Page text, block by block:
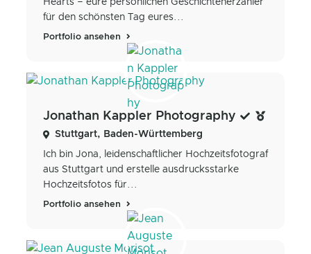
für den schönsten Tag eures...
Portfolio ansehen
Jonathan Kappler Photography
Stuttgart, Baden-Württemberg
Ich bin Jona, leidenschaftlicher Hochzeitsfotograf
aus Stuttgart und erstelle ausdrucksstarke
Hochzeitsfotos für...
Portfolio ansehen